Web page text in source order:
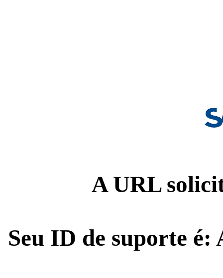
A URL
Seu ID de suporte é: